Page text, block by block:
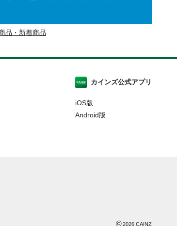
品・新着商品
カインズ公式アプリ
iOS版
Android版
©2026 CAINZ